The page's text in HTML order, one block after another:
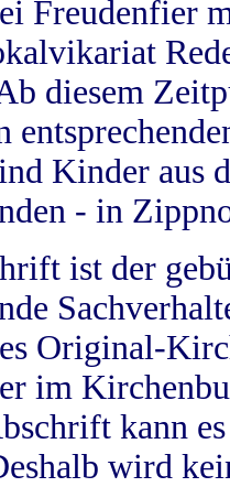
Freudenfier
diesem
Kinder aus
- in
ist der
Original-
im
kann
wird